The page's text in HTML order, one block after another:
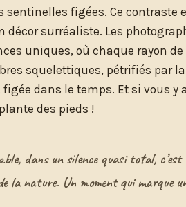
figées. Ce contraste
surréaliste. Les
uniques, où chaque rayon
squelettiques, pétrifiés par
dans le temps. Et si vous y
des pieds !
dans un silence quasi total, c’est
la nature. Un moment qui marque